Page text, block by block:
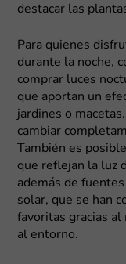
destacar las
Para quienes
durante la noche,
comprar luces
que aportan un
jardines o
cambiar
También es
que reflejan la luz
además de
solar, que se han
favoritas gracias
al entorno.